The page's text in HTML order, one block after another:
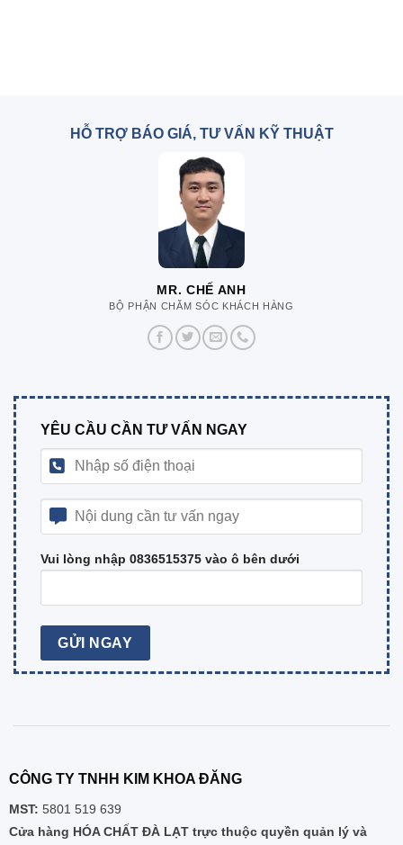
HỖ TRỢ BÁO GIÁ, TƯ VẤN KỸ THUẬT
MR. CHẾ ANH
BỘ PHẬN CHĂM SÓC KHÁCH HÀNG
YÊU CẦU CẦN TƯ VẤN NGAY
Vui lòng nhập 0836515375 vào ô bên dưới
CÔNG TY TNHH KIM KHOA ĐĂNG
MST: 5801 519 639
Cửa hàng HÓA CHẤT ĐÀ LẠT trực thuộc quyền quản lý và